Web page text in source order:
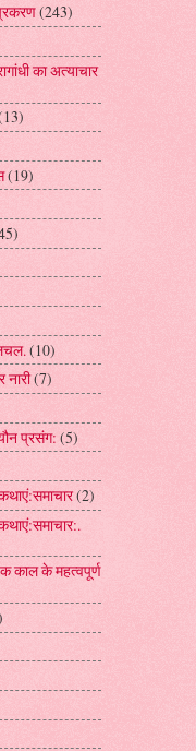
(243)
का अत्याचार
(19)
(10)
नारी(7)
प्रसंग: (5)
(2)
काल के महत्वपूर्ण